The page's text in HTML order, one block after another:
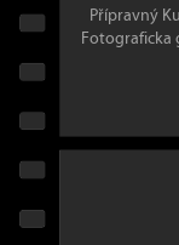
Přípravný
Fotograficka